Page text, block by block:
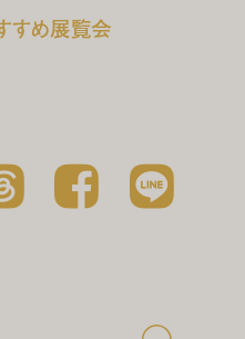
すめ展覧会
Facebook LINE